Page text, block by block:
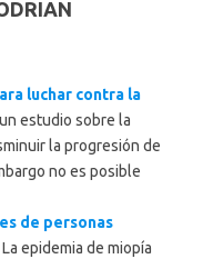
luchar contra la
estudio sobre la
la progresión de
no es posible
de personas
La epidemia de miopía